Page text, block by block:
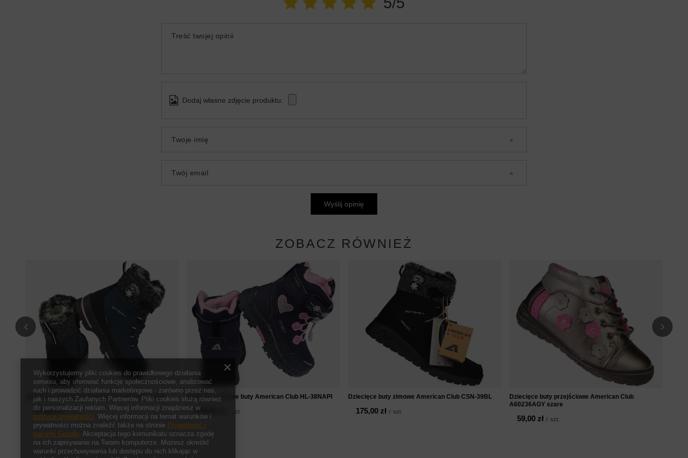
Treść twojej opinii
Dodaj własne zdjęcie produktu:
Twoje imię
Twój email
Wyślij opinię
ZOBACZ RÓWNIEŻ
Dziecięce zimowe buty American Club SN-17NA
179,00 zł / szt.
Dziecięce zimowe buty American Club HL-38NAPI
169,00 zł szt.
Dziecięce buty zimowe American Club CSN-39BL
175,00 zł / szt.
Dziecięce buty przejściowe American Club
A60236AGY szare
59,00 zł / szt.
Wykorzystujemy pliki cookies do prawidłowego działania
serwisu, aby oferować funkcje społecznościowe, analizować
ruch i prowadzić działania marketingowe - zarówno przez nas,
jak i naszych Zaufanych Partnerów. Pliki cookies służą również
do personalizacji reklam. Więcej informacji znajdziesz w
polityce prywatności. Więcej informacji na temat warunków i
prywatności można znaleźć także na stronie Prywatność i
warunki Google. Akceptacja tego komunikatu oznacza zgodę
na ich zapisywanie na Twoim komputerze. Możesz określić
warunki przechowywania lub dostępu do nich klikając w